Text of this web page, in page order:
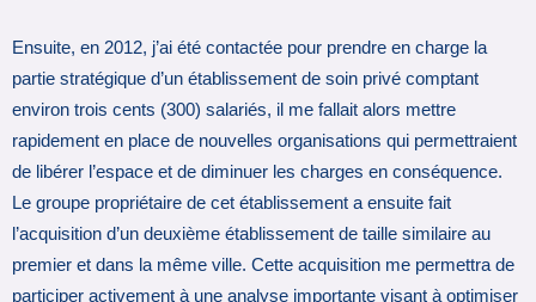
Ensuite, en 2012, j’ai été contactée pour prendre en charge la
partie stratégique d’un établissement de soin privé comptant
environ trois cents (300) salariés, il me fallait alors mettre
rapidement en place de nouvelles organisations qui permettraient
de libérer l’espace et de diminuer les charges en conséquence.
Le groupe propriétaire de cet établissement a ensuite fait
l’acquisition d’un deuxième établissement de taille similaire au
premier et dans la même ville. Cette acquisition me permettra de
participer activement à une analyse importante visant à optimiser